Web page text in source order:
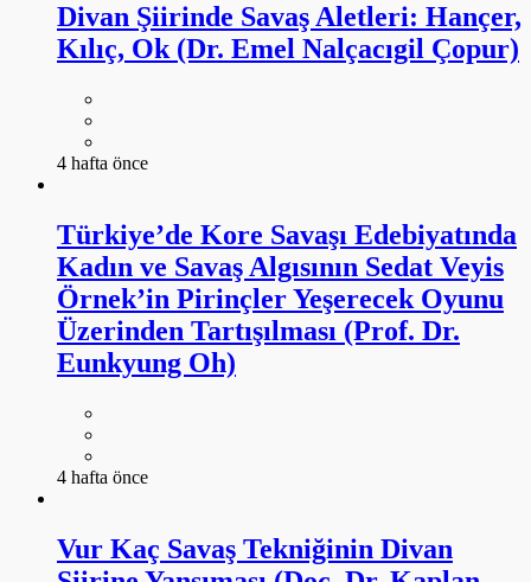
Divan Şiirinde Savaş Aletleri: Hançer,
Kılıç, Ok (Dr. Emel Nalçacıgil Çopur)
4 hafta önce
Türkiye’de Kore Savaşı Edebiyatında
Kadın ve Savaş Algısının Sedat Veyis
Örnek’in Pirinçler Yeşerecek Oyunu
Üzerinden Tartışılması (Prof. Dr.
Eunkyung Oh)
4 hafta önce
Vur Kaç Savaş Tekniğinin Divan